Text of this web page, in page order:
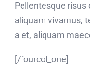
Pellentesque risus
aliquam vivamus,
a et, aliquam
[/fourcol_one]